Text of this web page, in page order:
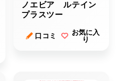
ノエビア ルテイン
プラスツー
口コミ
お気に入
り